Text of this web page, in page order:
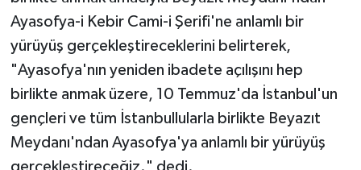
Ayasofya-i Kebir Cami-i Şerifi'ne anlamlı bir
yürüyüş gerçekleştireceklerini belirterek,
"Ayasofya'nın yeniden ibadete açılışını hep
birlikte anmak üzere, 10 Temmuz'da İstanbul'un
gençleri ve tüm İstanbullularla birlikte Beyazıt
Meydanı'ndan Ayasofya'ya anlamlı bir yürüyüş